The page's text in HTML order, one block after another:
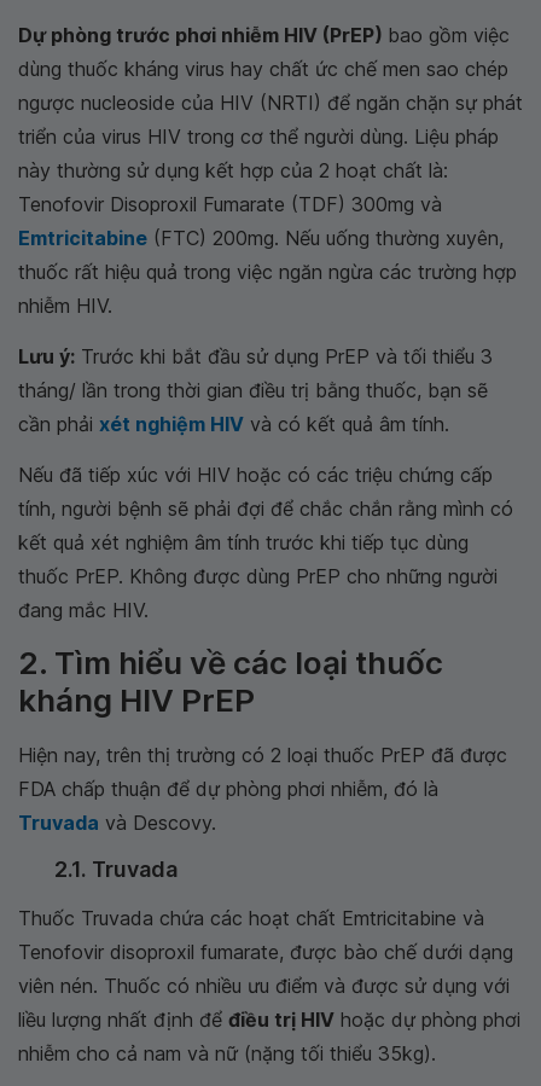
Dự phòng trước phơi nhiễm HIV (PrEP) bao gồm việc
dùng thuốc kháng virus hay chất ức chế men sao chép
ngược nucleoside của HIV (NRTI) để ngăn chặn sự phát
triển của virus HIV trong cơ thể người dùng. Liệu pháp
này thường sử dụng kết hợp của 2 hoạt chất là:
Tenofovir Disoproxil Fumarate (TDF) 300mg và
Emtricitabine (FTC) 200mg. Nếu uống thường xuyên,
thuốc rất hiệu quả trong việc ngăn ngừa các trường hợp
nhiễm HIV.
Lưu ý: Trước khi bắt đầu sử dụng PrEP và tối thiểu 3
tháng/ lần trong thời gian điều trị bằng thuốc, bạn sẽ
cần phải xét nghiệm HIV và có kết quả âm tính.
Nếu đã tiếp xúc với HIV hoặc có các triệu chứng cấp
tính, người bệnh sẽ phải đợi để chắc chắn rằng mình có
kết quả xét nghiệm âm tính trước khi tiếp tục dùng
thuốc PrEP. Không được dùng PrEP cho những người
đang mắc HIV.
2. Tìm hiểu về các loại thuốc
kháng HIV PrEP
Hiện nay, trên thị trường có 2 loại thuốc PrEP đã được
FDA chấp thuận để dự phòng phơi nhiễm, đó là
Truvada và Descovy.
2.1. Truvada
Thuốc Truvada chứa các hoạt chất Emtricitabine và
Tenofovir disoproxil fumarate, được bào chế dưới dạng
viên nén. Thuốc có nhiều ưu điểm và được sử dụng với
liều lượng nhất định để điều trị HIV hoặc dự phòng phơi
nhiễm cho cả nam và nữ (nặng tối thiểu 35kg).